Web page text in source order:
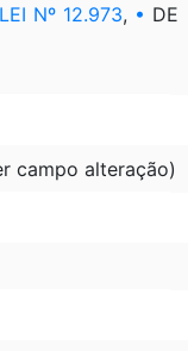
LEI Nº 12.973, • DE
campo alteração)